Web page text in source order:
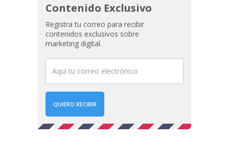
Contenido Exclusivo
Registra tu correo para recibir
contenidos exclusivos sobre
marketing digital.
QUIERO RECIBIR